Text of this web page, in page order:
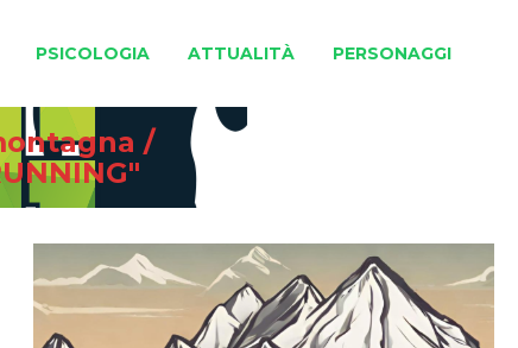
PSICOLOGIA ATTUALITÀ PERSONAGGI
/